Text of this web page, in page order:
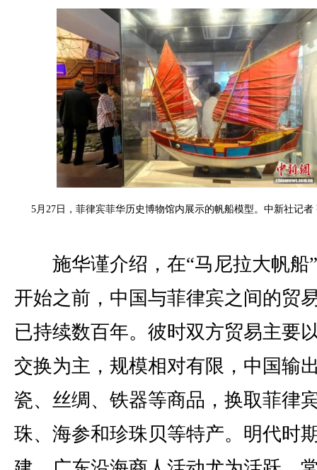
5月27日，菲律宾菲华历史博物馆内展示的帆船模型。中新社记者
施华谨介绍，在“马尼拉大帆船
开始之前，中国与菲律宾之间的贸
已持续数百年。彼时双方贸易主要
交换为主，规模相对有限，中国输
瓷、丝绸、铁器等商品，换取菲律
珠、海参和珍珠贝等特产。明代时